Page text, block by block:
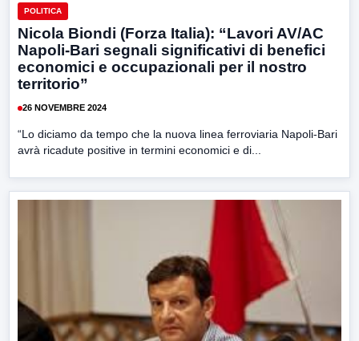
POLITICA
Nicola Biondi (Forza Italia): “Lavori AV/AC
Napoli-Bari segnali significativi di benefici
economici e occupazionali per il nostro
territorio”
26 NOVEMBRE 2024
“Lo diciamo da tempo che la nuova linea ferroviaria Napoli-Bari
avrà ricadute positive in termini economici e di...